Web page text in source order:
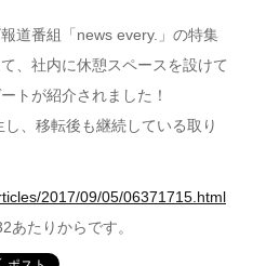
道番組「news every.」の特集
、社内に休憩スペースを設けて
トが紹介されました！
、移転後も継続している取り
2017/09/05/06371715.html
たりからです。